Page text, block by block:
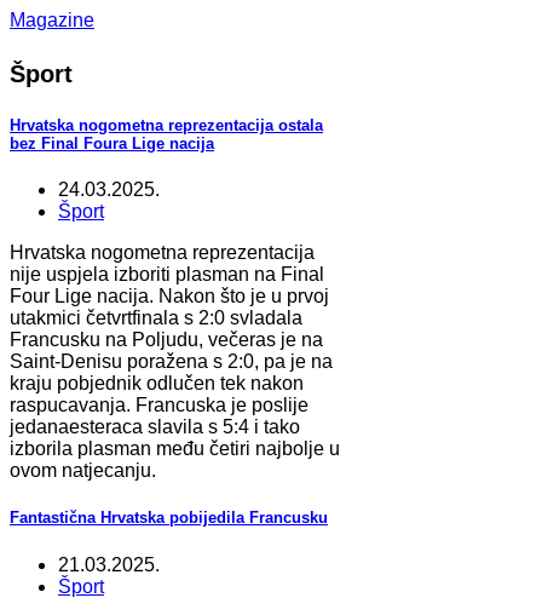
Magazine
Šport
Hrvatska nogometna reprezentacija ostala
bez Final Foura Lige nacija
24.03.2025.
Šport
Hrvatska nogometna reprezentacija
nije uspjela izboriti plasman na Final
Four Lige nacija. Nakon što je u prvoj
utakmici četvrtfinala s 2:0 svladala
Francusku na Poljudu, večeras je na
Saint-Denisu poražena s 2:0, pa je na
kraju pobjednik odlučen tek nakon
raspucavanja. Francuska je poslije
jedanaesteraca slavila s 5:4 i tako
izborila plasman među četiri najbolje u
ovom natjecanju.
Fantastična Hrvatska pobijedila Francusku
21.03.2025.
Šport